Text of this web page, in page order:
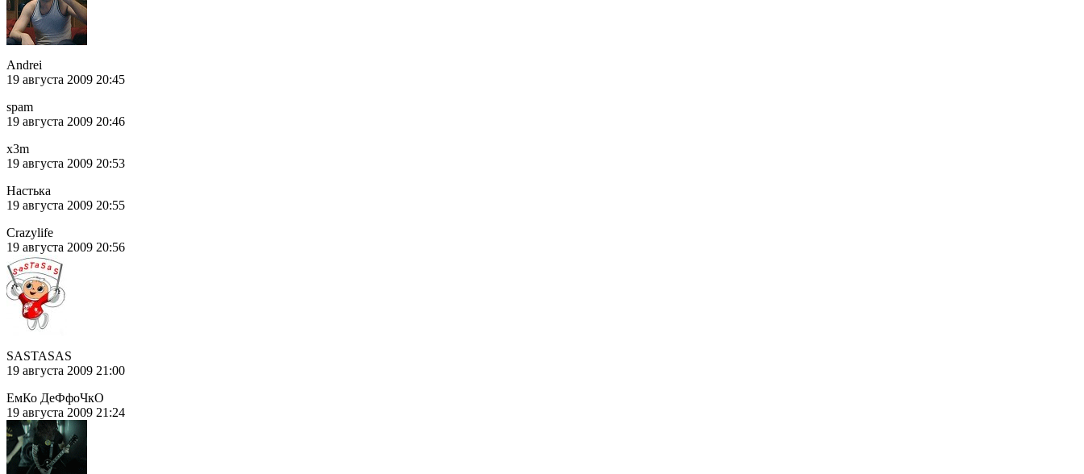
Andrei
19 августа 2009 20:45
spam
19 августа 2009 20:46
x3m
19 августа 2009 20:53
Настька
19 августа 2009 20:55
Crazylife
19 августа 2009 20:56
SASTASAS
19 августа 2009 21:00
ЕмКо ДеФфоЧкО
19 августа 2009 21:24